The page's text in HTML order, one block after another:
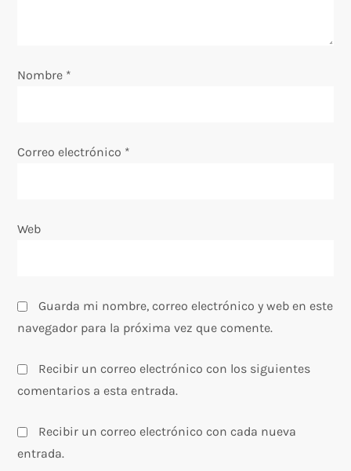
t
a
a
Nombre *
Correo electrónico *
Web
Guarda mi nombre, correo electrónico y web en este
navegador para la próxima vez que comente.
Recibir un correo electrónico con los siguientes
comentarios a esta entrada.
Recibir un correo electrónico con cada nueva
entrada.